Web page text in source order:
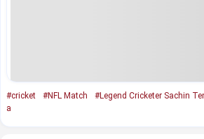
#cricket #NFL Match #Legend Cricketer Sachin
a